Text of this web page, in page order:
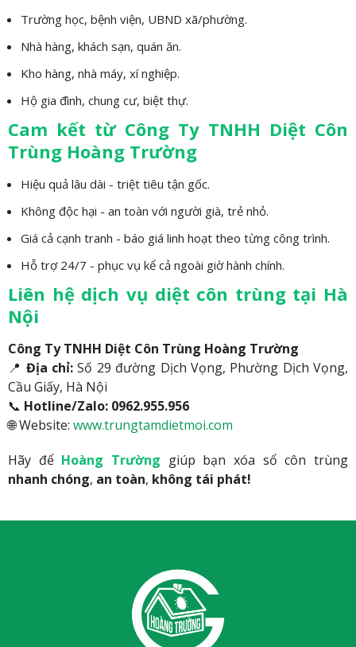
Trường học, bệnh viện, UBND xã/phường.
Nhà hàng, khách sạn, quán ăn.
Kho hàng, nhà máy, xí nghiệp.
Hộ gia đình, chung cư, biệt thự.
Cam kết từ Công Ty TNHH Diệt Côn
Trùng Hoàng Trường
Hiệu quả lâu dài - triệt tiêu tận gốc.
Không độc hại - an toàn với người già, trẻ nhỏ.
Giá cả cạnh tranh - báo giá linh hoạt theo từng công trình.
Hỗ trợ 24/7 - phục vụ kể cả ngoài giờ hành chính.
Liên hệ dịch vụ diệt côn trùng tại Hà
Nội
Công Ty TNHH Diệt Côn Trùng Hoàng Trường
📍 Địa chỉ:Số 29 đường Dịch Vọng, Phường Dịch Vọng,
Cầu Giấy, Hà Nội
📞 Hotline/Zalo: 0962.955.956
🌐 Website: www.trungtamdietmoi.com
Hãy để Hoàng Trường giúp bạn xóa sổ côn trùng
nhanh chóng, an toàn, không tái phát!